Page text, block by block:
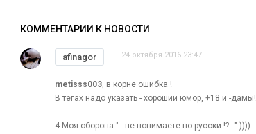
КОММЕНТАРИИ К НОВОСТИ
afinagor 24 октября 2016 23:47
metisss003, в корне ошибка !
В тегах надо указать - хороший юмор, +18 и -дамы!
4.Моя оборона "...не понимаете по русски !?..." ))))